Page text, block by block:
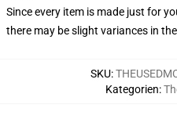
Since every item is made just for
there may be slight variances in
SKU:
Kategorien: